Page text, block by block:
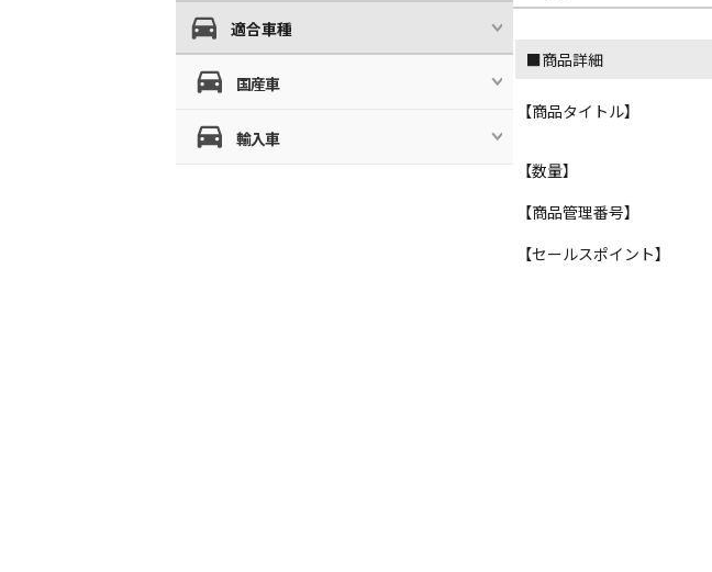
■商品詳細
【商品タイトル】
【数量】
【商品管理番号】
【セールスポイント】
適合車種
国産車
輸入車